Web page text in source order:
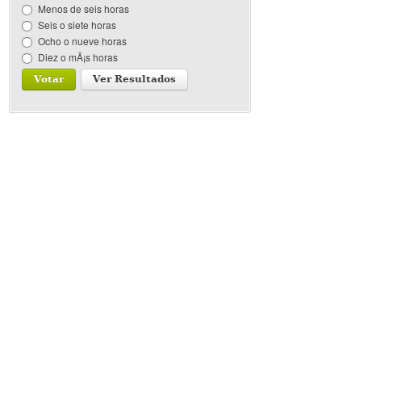
Menos de seis horas
Seis o siete horas
Ocho o nueve horas
Diez o mÃ¡s horas
Votar Ver Resultados